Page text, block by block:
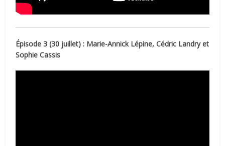
Épisode 3 (30 juillet) : Marie-Annick Lépine, Cédric Landry et
Sophie Cassis